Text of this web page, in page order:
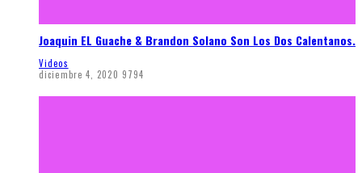
Joaquin EL Guache & Brandon Solano Son Los Dos Calentanos.
Videos
diciembre 4, 2020 9794